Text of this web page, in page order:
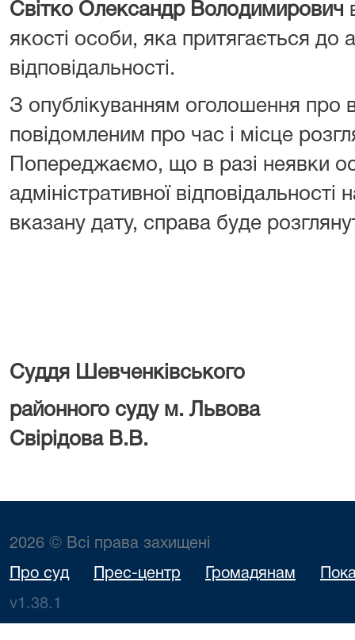
Світко Олександр Володимирович
якості особи, яка притягається до
відповідальності.
З опублікуванням оголошення про
повідомленим про час і місце
Попереджаємо, що в разі неявки
адміністративної відповідальності
вказану дату, справа буде
Суддя Шевченківського
районного суду
Свірідова В.В.
2026 © Всі права захищені
Про суд Прес-центр Громадянам
v1.38.1